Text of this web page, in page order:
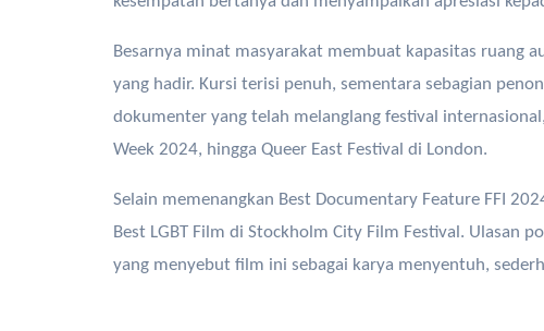
Besarnya minat masyarakat membuat kapasitas ruang
yang hadir. Kursi terisi penuh, sementara sebagian
dokumenter yang telah melanglang festival
Week 2024, hingga Queer East Festival di London.
Selain memenangkan Best Documentary Feature FFI
Best LGBT Film di Stockholm City Film Festival. Ulasan
yang menyebut film ini sebagai karya menyentuh,